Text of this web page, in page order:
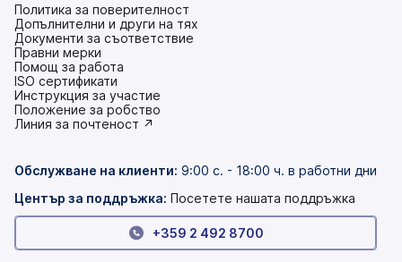
Политика за поверителност
Допълнителни и други на тях
Документи за съответствие
Правни мерки
Помощ за работа
ISO сертификати
Инструкция за участие
(това
е
раздел)
Положение за робство
(това
нов
раздел)
Линия за почтеност ↗
Обслужване на клиенти: 9:00 с. - 18:00 ч. в работни дни
Център за поддръжка: Посетете нашата поддръжка
+359 2 492 8700